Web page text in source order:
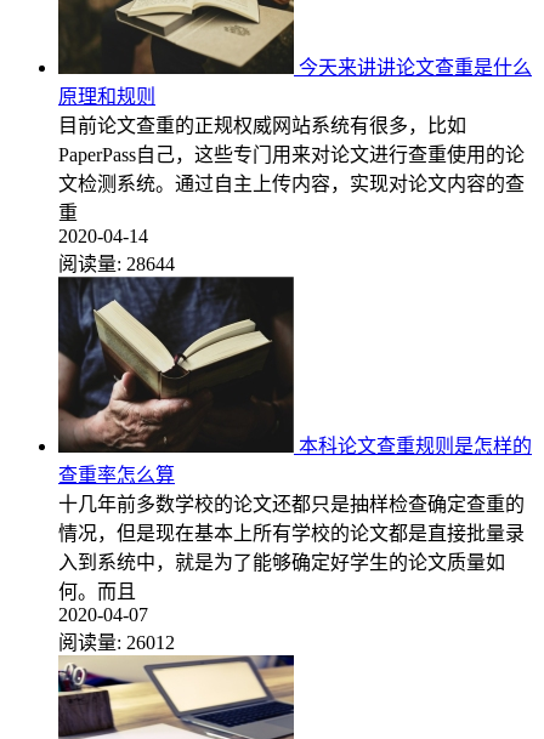
今天来讲讲论文查重是什么
原理和规则
目前论文查重的正规权威网站系统有很多，比如
PaperPass自己，这些专门用来对论文进行查重使用的论
文检测系统。通过自主上传内容，实现对论文内容的查
重
2020-04-14
阅读量: 28644
本科论文查重规则是怎样的
查重率怎么算
十几年前多数学校的论文还都只是抽样检查确定查重的
情况，但是现在基本上所有学校的论文都是直接批量录
入到系统中，就是为了能够确定好学生的论文质量如
何。而且
2020-04-07
阅读量: 26012